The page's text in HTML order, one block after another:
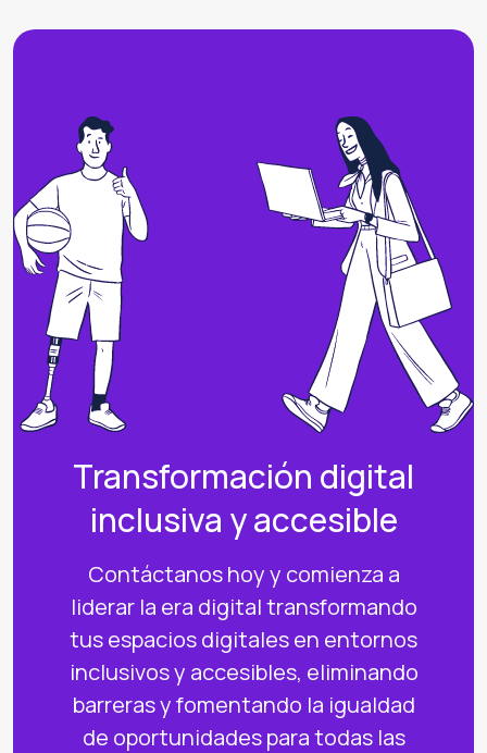
Transformación digital
inclusiva y accesible
Contáctanos hoy y comienza a
liderar la era digital transformando
tus espacios digitales en entornos
inclusivos y accesibles, eliminando
barreras y fomentando la igualdad
de oportunidades para todas las